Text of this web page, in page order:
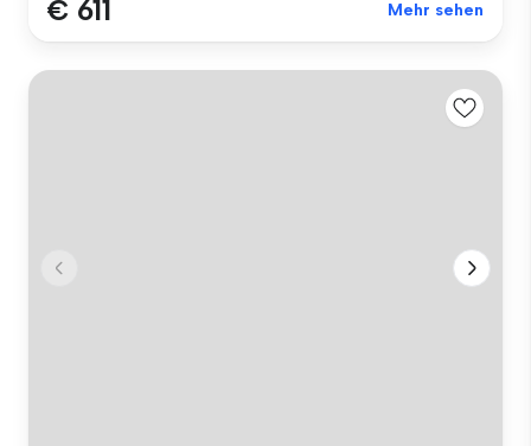
€ 611 Mehr sehen